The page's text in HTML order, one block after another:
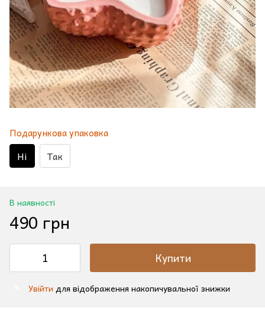
Подарункова упаковка
Ні Так
В наявності
490 грн
Купити
Увійти для відображення накопичувальної знижки